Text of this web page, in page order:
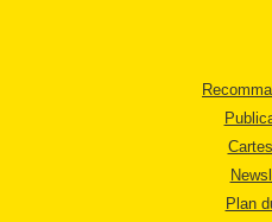
Plan